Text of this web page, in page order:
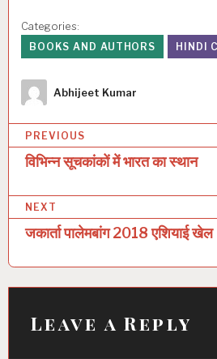
Categories:
BOOKS AND AUTHORS
HINDI
Author
Abhijeet Kumar
o
s
t
n
a
v
PREVIOUS
विभिन्न सूचकांकों में भारत का स्थान
NEXT
जकार्ता पालेमबांग 2018 एशियाई खेल
Leave a Reply